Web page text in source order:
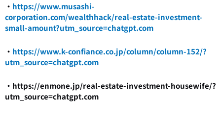
・ https://www.musashi-
corporation.com/wealthhack/real-estate-investment-
small-amount?utm_source=chatgpt.com
・ https://www.k-confiance.co.jp/column/column-152/?
utm_source=chatgpt.com
・https://enmone.jp/real-estate-investment-housewife/?
utm_source=chatgpt.com